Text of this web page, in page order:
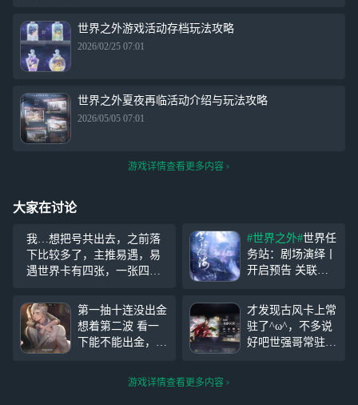
世界之外游戏活动存档玩法攻略
2026/02/25 07:01
世界之外夏夜再临活动介绍与玩法攻略
2026/05/05 07:01
游戏详情查看更多内容
大家在讨论
我…想把号共出去，之前落
下比较多了，主推易遇，易
遇世界卡有四张，一张四哥
不会卡关，帮忙做一下任务
和活动，快要初三了，家里
人不让玩游戏真的不想再错
过太多了，有人共吗？
#世界之外#世界任
务站：剧场演绎丨
开启预告 关联人
地无束」副本世界
任务站“剧场演
绎”，将于4月26日
开启。 “海里，不
第一抽十连没出金
想着第二波 看一
下能不能出金，然
话 别的男主的头
像什么的可能容易
才发现古风卡上常
驻了^ω^，不多说
好吧世强哥常驻不
游戏详情查看更多内容